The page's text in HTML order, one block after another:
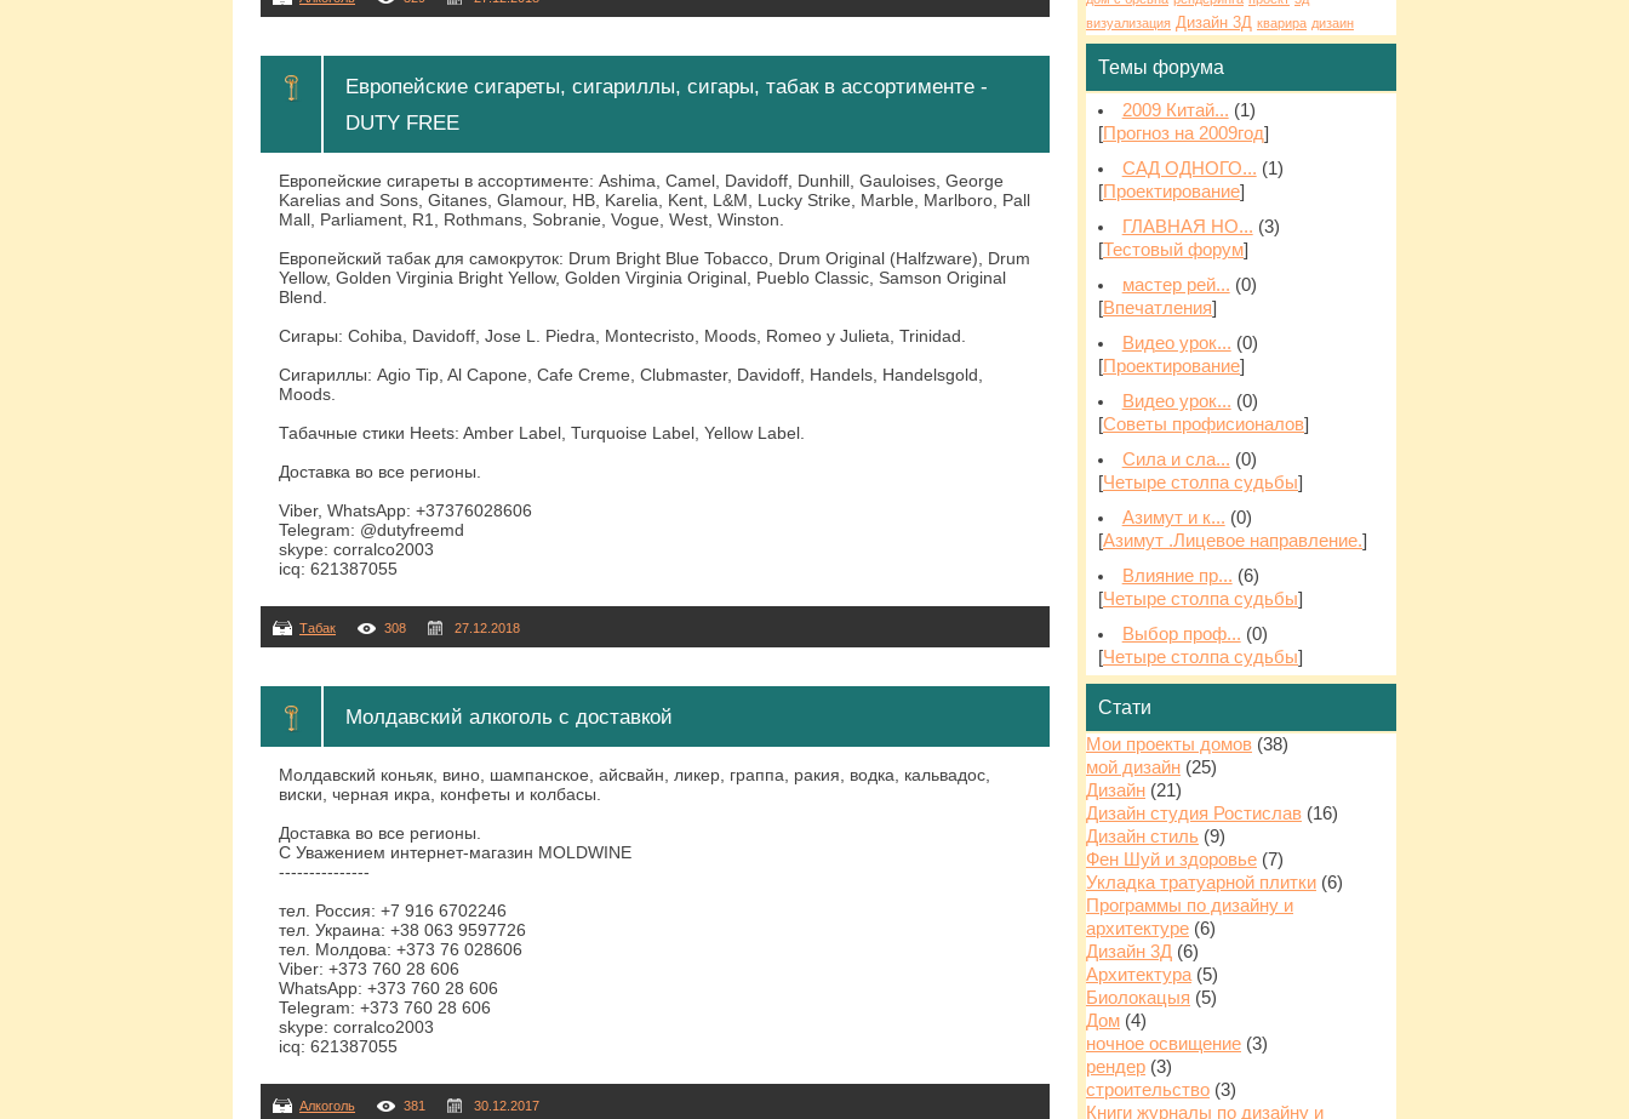
Европейские сигареты, сигариллы, сигары, табак в ассортименте -
DUTY FREE
Европейские сигареты в ассортименте: Ashima, Camel, Davidoff, Dunhill, Gauloises, George
Karelias and Sons, Gitanes, Glamour, HB, Karelia, Kent, L&M, Lucky Strike, Marble, Marlboro, Pall
Mall, Parliament, R1, Rothmans, Sobranie, Vogue, West, Winston.
Европейский табак для самокруток: Drum Bright Blue Tobacco, Drum Original (Halfzware), Drum
Yellow, Golden Virginia Bright Yellow, Golden Virginia Original, Pueblo Classic, Samson Original
Blend.
Сигары: Cohiba, Davidoff, Jose L. Piedra, Montecristo, Moods, Romeo y Julieta, Trinidad.
Сигариллы: Agio Tip, Al Capone, Cafe Creme, Clubmaster, Davidoff, Handels, Handelsgold,
Moods.
Табачные стики Heets: Amber Label, Turquoise Label, Yellow Label.
Доставка во все регионы.
Viber, WhatsApp: +37376028606
Telegram: @dutyfreemd
skype: corralco2003
icq: 621387055
Табак 308 27.12.2018
Молдавский алкоголь с доставкой
Молдавский коньяк, вино, шампанское, айсвайн, ликер, граппа, ракия, водка, кальвадос,
виски, черная икра, конфеты и колбасы.
Доставка во все регионы.
С Уважением интернет-магазин MOLDWINE
---------------
тел. Россия: +7 916 6702246
тел. Украина: +38 063 9597726
тел. Молдова: +373 76 028606
Viber: +373 760 28 606
WhatsApp: +373 760 28 606
Telegram: +373 760 28 606
skype: corralco2003
icq: 621387055
Алкоголь 381 30.12.2017
визуализация Дизайн 3Д кварира дизаин
Темы форума
2009 Китай... (1)
[Прогноз на 2009год]
САД ОДНОГО... (1)
[Проектирование]
ГЛАВНАЯ НО... (3)
[Тестовый форум]
мастер рей... (0)
[Впечaтления]
Видео урок... (0)
[Проектирование]
Видео урок... (0)
[Советы профисионалов]
Сила и сла... (0)
[Четыре столпа судьбы]
Азимут и к... (0)
[Азимут .Лицевое направление.]
Влияние пр... (6)
[Четыре столпа судьбы]
Выбор проф... (0)
[Четыре столпа судьбы]
Стати
Мои проекты домов (38)
мой дизайн (25)
Дизайн (21)
Дизайн студия Ростислав (16)
Дизайн стиль (9)
Фен Шуй и здоровье (7)
Укладка тратуарной плитки (6)
Программы по дизайну и
архитектуре (6)
Дизайн 3Д (6)
Архитектура (5)
Биолокацыя (5)
Дом (4)
ночное освищение (3)
рендер (3)
строительство (3)
Книги журналы по дизайну и